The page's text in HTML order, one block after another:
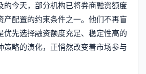
的今天，部分机构已将券商融资额度
产配置的约束条件之一。他们不再盲
优先选择融资额度充足、稳定性高的
策略的演化，正悄然改变着市场参与